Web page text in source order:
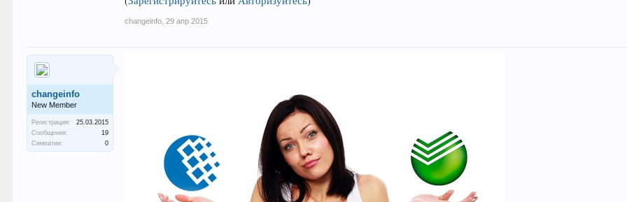
changeinfo 29 апр 2015
changeinfo
New Member
Регистрация:
25.03.2015
Сообщения:
19
Симпатии:
0